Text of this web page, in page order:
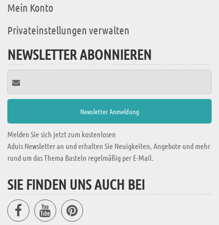
Mein Konto
Privateinstellungen verwalten
NEWSLETTER ABONNIEREN
Melden Sie sich jetzt zum kostenlosen
Aduis Newsletter an und erhalten Sie Neuigkeiten, Angebote und mehr
rund um das Thema Basteln regelmäßig per E-Mail.
SIE FINDEN UNS AUCH BEI